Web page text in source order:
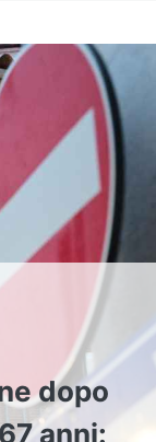
dopo
anni: